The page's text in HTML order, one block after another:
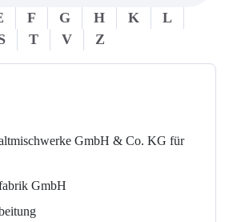
F G H K
L
T V Z
GmbH & Co. KG für
GmbH